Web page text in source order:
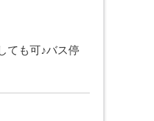
ても可♪バス停